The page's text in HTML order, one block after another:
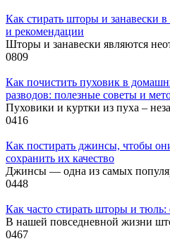
Как стирать шторы и занавески
и рекомендации
Шторы и занавески являются
0809
Как почистить пуховик в
разводов: полезные советы и
Пуховики и куртки из пуха –
0416
Как постирать джинсы, чтобы
сохранить их качество
Джинсы — одна из самых
0448
Как часто стирать шторы и тюль:
В нашей повседневной жизни
0467